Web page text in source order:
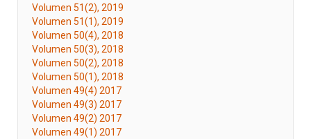
Volumen 51(2), 2019
Volumen 51(1), 2019
Volumen 50(4), 2018
Volumen 50(3), 2018
Volumen 50(2), 2018
Volumen 50(1), 2018
Volumen 49(4) 2017
Volumen 49(3) 2017
Volumen 49(2) 2017
Volumen 49(1) 2017